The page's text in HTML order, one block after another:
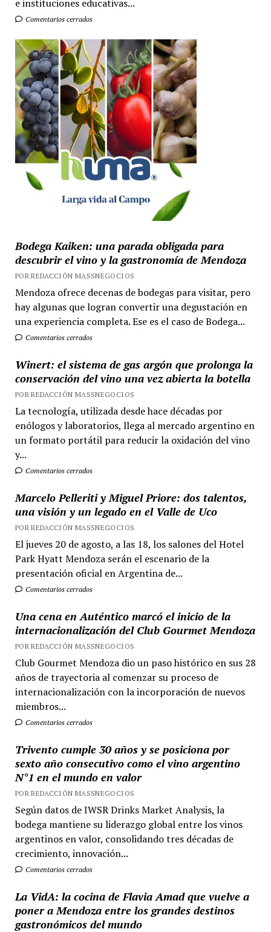
e instituciones educativas...
Comentarios cerrados
Bodega Kaiken: una parada obligada para
descubrir el vino y la gastronomía de Mendoza
POR REDACCIÓN MASSNEGOCIOS
Mendoza ofrece decenas de bodegas para visitar, pero
hay algunas que logran convertir una degustación en
una experiencia completa. Ese es el caso de Bodega...
Comentarios cerrados
Winert: el sistema de gas argón que prolonga la
conservación del vino una vez abierta la botella
POR REDACCIÓN MASSNEGOCIOS
La tecnología, utilizada desde hace décadas por
enólogos y laboratorios, llega al mercado argentino en
un formato portátil para reducir la oxidación del vino
y...
Comentarios cerrados
Marcelo Pelleriti y Miguel Priore: dos talentos,
una visión y un legado en el Valle de Uco
POR REDACCIÓN MASSNEGOCIOS
El jueves 20 de agosto, a las 18, los salones del Hotel
Park Hyatt Mendoza serán el escenario de la
presentación oficial en Argentina de...
Comentarios cerrados
Una cena en Auténtico marcó el inicio de la
internacionalización del Club Gourmet Mendoza
POR REDACCIÓN MASSNEGOCIOS
Club Gourmet Mendoza dio un paso histórico en sus 28
años de trayectoria al comenzar su proceso de
internacionalización con la incorporación de nuevos
miembros...
Comentarios cerrados
Trivento cumple 30 años y se posiciona por
sexto año consecutivo como el vino argentino
N°1 en el mundo en valor
POR REDACCIÓN MASSNEGOCIOS
Según datos de IWSR Drinks Market Analysis, la
bodega mantiene su liderazgo global entre los vinos
argentinos en valor, consolidando tres décadas de
crecimiento, innovación...
Comentarios cerrados
La VidA: la cocina de Flavia Amad que vuelve a
poner a Mendoza entre los grandes destinos
gastronómicos del mundo